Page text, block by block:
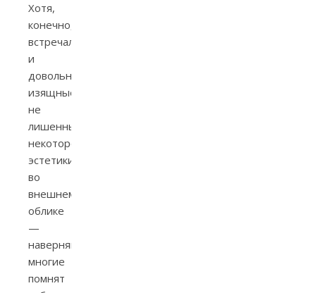
Хотя,
конечно,
встречались
и
довольно
изящные,
не
лишенные
некоторой
эстетики
во
внешнем
облике
—
наверняка,
многие
помнят